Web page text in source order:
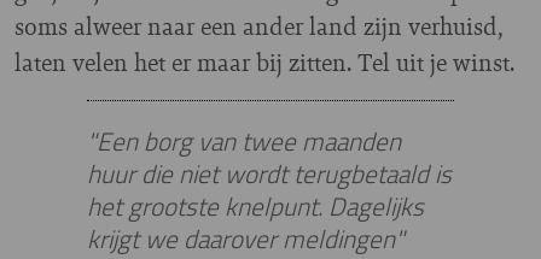
soms alweer naar een ander land zijn verhuisd,
laten velen het er maar bij zitten. Tel uit je winst.
"Een borg van twee maanden
huur die niet wordt terugbetaald is
het grootste knelpunt. Dagelijks
krijgt we daarover meldingen"